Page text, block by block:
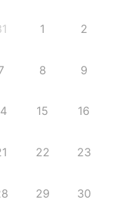
1 2
8 9
15 16
22 23
29 30